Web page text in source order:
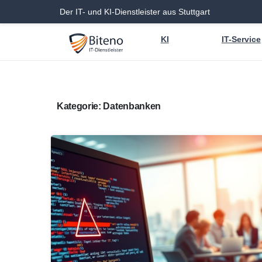
Der IT- und KI-Dienstleister aus Stuttgart
KI IT-Service
Kategorie: Datenbanken